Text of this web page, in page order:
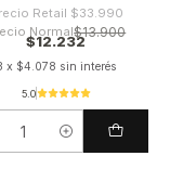
Retail $33.990
Normal$13.900
$12.232
x $4.078 sin interés
5.0